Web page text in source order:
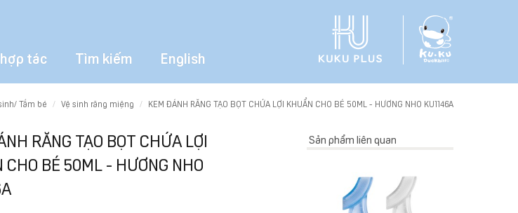
tác Tìm kiếm English
Tắm bé Vệ sinh răng miệng KEM ĐÁNH RĂNG TẠO BỌT CHỨA LỢI KHUẨN CHO BÉ 50ML - HƯƠNG NHO KU1146A
RĂNG TẠO BỌT CHỨA LỢI
CHO BÉ 50ML - HƯƠNG NHO
Sản phẩm liên quan